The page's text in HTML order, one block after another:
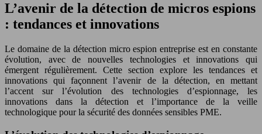
L’avenir de la détection de micros espions
: tendances et innovations
Le domaine de la détection micro espion entreprise est en constante
évolution, avec de nouvelles technologies et innovations qui
émergent régulièrement. Cette section explore les tendances et
innovations qui façonnent l’avenir de la détection, en mettant
l’accent sur l’évolution des technologies d’espionnage, les
innovations dans la détection et l’importance de la veille
technologique pour la sécurité des données sensibles PME.